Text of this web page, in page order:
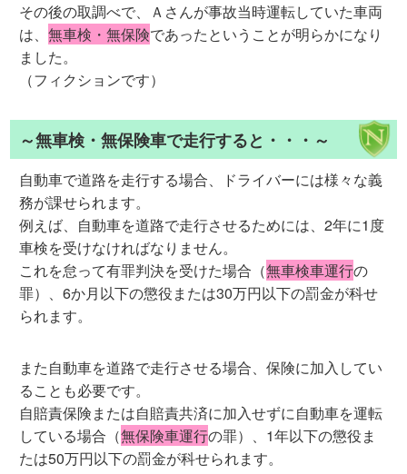
その後の取調べで、Ａさんが事故当時運転していた車両
は、無車検・無保険であったということが明らかになり
ました。
（フィクションです）
～無車検・無保険車で走行すると・・・～
自動車で道路を走行する場合、ドライバーには様々な義
務が課せられます。
例えば、自動車を道路で走行させるためには、2年に1度
車検を受けなければなりません。
これを怠って有罪判決を受けた場合（無車検車運行の
罪）、6か月以下の懲役または30万円以下の罰金が科せ
られます。
また自動車を道路で走行させる場合、保険に加入してい
ることも必要です。
自賠責保険または自賠責共済に加入せずに自動車を運転
している場合（無保険車運行の罪）、1年以下の懲役ま
たは50万円以下の罰金が科せられます。